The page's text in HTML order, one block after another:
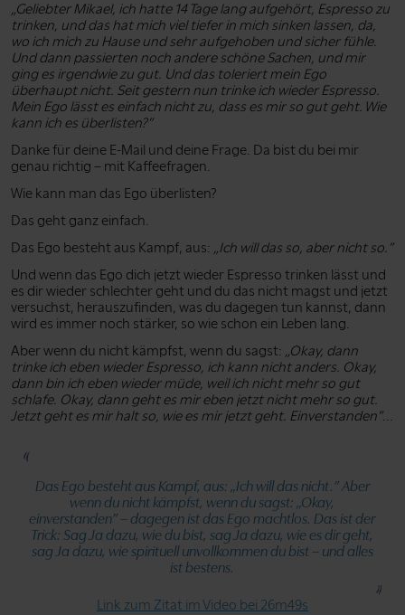
„Geliebter Mikael, ich hatte 14 Tage lang aufgehört, Espresso zu
trinken, und das hat mich viel tiefer in mich sinken lassen, da,
wo ich mich zu Hause und sehr aufgehoben und sicher fühle.
Und dann passierten noch andere schöne Sachen, und mir
ging es irgendwie zu gut. Und das toleriert mein Ego
überhaupt nicht. Seit gestern nun trinke ich wieder Espresso.
Mein Ego lässt es einfach nicht zu, dass es mir so gut geht. Wie
kann ich es überlisten?”
Danke für deine E-Mail und deine Frage. Da bist du bei mir
genau richtig – mit Kaffeefragen.
Wie kann man das Ego überlisten?
Das geht ganz einfach.
Das Ego besteht aus Kampf, aus: „Ich will das so, aber nicht so.”
Und wenn das Ego dich jetzt wieder Espresso trinken lässt und
es dir wieder schlechter geht und du das nicht magst und jetzt
versuchst, herauszufinden, was du dagegen tun kannst, dann
wird es immer noch stärker, so wie schon ein Leben lang.
Aber wenn du nicht kämpfst, wenn du sagst: „Okay, dann
trinke ich eben wieder Espresso, ich kann nicht anders. Okay,
dann bin ich eben wieder müde, weil ich nicht mehr so gut
schlafe. Okay, dann geht es mir eben jetzt nicht mehr so gut.
Jetzt geht es mir halt so, wie es mir jetzt geht. Einverstanden”...
Das Ego besteht aus Kampf, aus: „Ich will das nicht.”Aber
wenn du nicht kämpfst, wenn du sagst:„Okay,
einverstanden” – dagegen ist das Ego machtlos. Das ist der
Trick: Sag Ja dazu, wie du bist, sag Ja dazu, wie es dir geht,
sag Ja dazu, wie spirituell unvollkommen du bist – und alles
ist bestens.
Link zum Zitat im Video bei 26m49s